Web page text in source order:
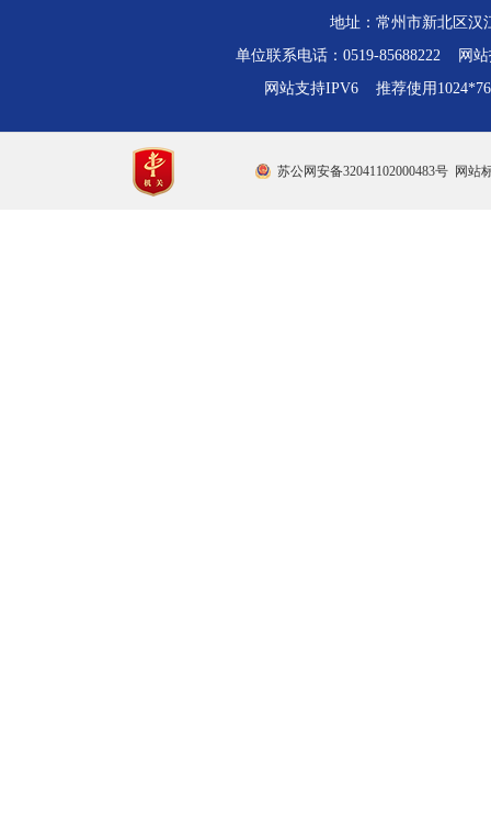
地址：常州市新北区
单位联系电话：0519-85688222 网站
网站支持IPV6 推荐使用
苏公网安备32041102000483号 网站